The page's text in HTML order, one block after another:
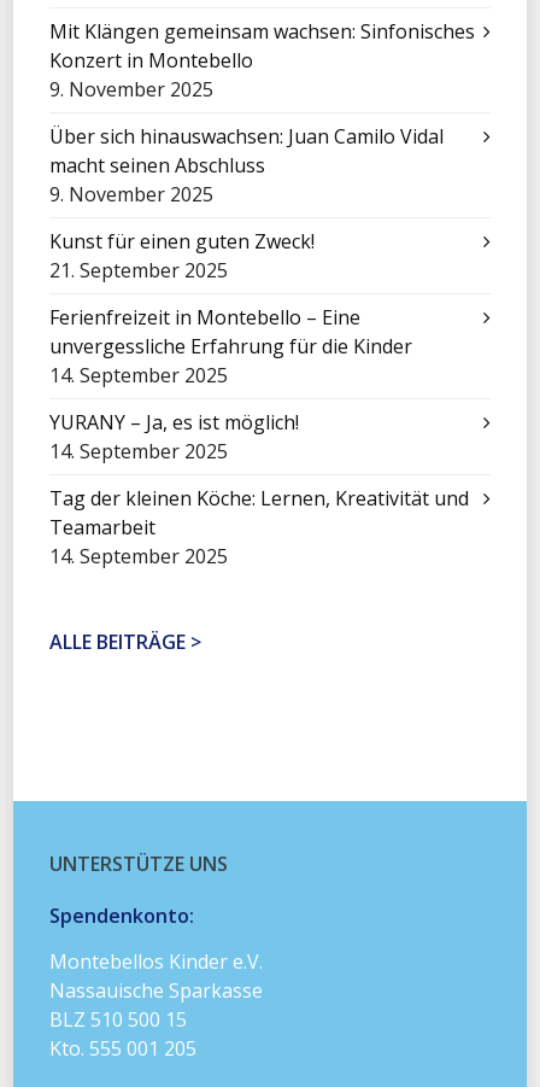
Mit Klängen gemeinsam wachsen: Sinfonisches
Konzert in Montebello
9. November 2025
Über sich hinauswachsen: Juan Camilo Vidal
macht seinen Abschluss
9. November 2025
Kunst für einen guten Zweck!
21. September 2025
Ferienfreizeit in Montebello – Eine
unvergessliche Erfahrung für die Kinder
14. September 2025
YURANY – Ja, es ist möglich!
14. September 2025
Tag der kleinen Köche: Lernen, Kreativität und
Teamarbeit
14. September 2025
ALLE BEITRÄGE >
UNTERSTÜTZE UNS
Spendenkonto:
Montebellos Kinder e.V.
Nassauische Sparkasse
BLZ 510 500 15
Kto. 555 001 205